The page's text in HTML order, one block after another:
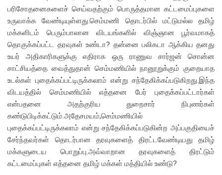
பரிசோதனைகளைச் செய்வதற்கும் பொருத்தமான கட்டமைப்புகளை
உருவாக்க வேண்டியுள்ளது.செம்மணி தொடர்பில் மட்டுமல்ல தமிழ்
மக்களிடம் பெரும்பாலான விடயங்களில் விஞ்ஞான பூர்வமாகத்
தொகுக்கப்பட்ட தரவுகள் உண்டா? தன்னை பலிகடா ஆக்கிய தனது
உயர் அதிகாரிகளுக்கு எதிராக ஒரு ராணுவ சார்ஜன் சொன்ன
சாட்சியத்தை வைத்துதான் செம்மணியில் நானூறுக்கும் குறையாத
உடல்கள் புதைக்கப்பட்டிருக்கலாம் என்று சந்தேகிக்கப்படுகிறது.இந்த
விடயத்தில் செம்மணியில் எத்தனை பேர் புதைக்கப்பட்டார்கள்
என்பதனை அதற்குரிய துறைசார் நிபுணர்கள்
கண்டுபிடிக்கட்டும்.அதேசமயம்,செம்மணியில்
புதைக்கப்பட்டிருக்கலாம் என்று சந்தேகிக்கப்படுகின்ற அப்பகுதியைச்
சேர்ந்தவர்கள் தொடர்பான தரவுகளைத் திரட்டவேண்டியது தமிழ்
மக்களுடைய பொறுப்பு.அவ்வாறான தரவுகளைத் திரட்டும்
கட்டமைப்புகள் எத்தனை தமிழ் மக்கள் மத்தியில் உண்டு?